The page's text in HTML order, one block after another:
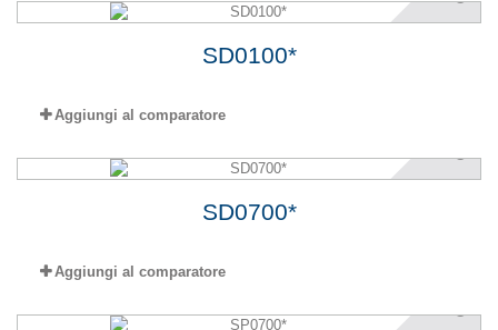
SD0100*
Aggiungi al comparatore
SD0700*
Aggiungi al comparatore